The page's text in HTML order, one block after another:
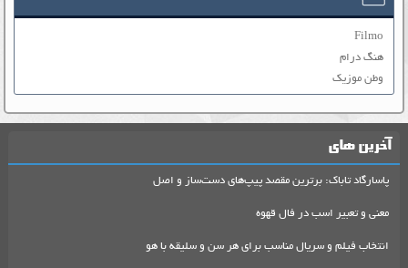
Filmo
هنگ درام
وطن موزیک
آخرین های
پاسارگاد تاباک: برترین مقصد پیپ‌های دست‌ساز و اصل
معنی و تعبیر اسب در فال قهوه
انتخاب فیلم و سریال مناسب برای هر سن و سلیقه با هو